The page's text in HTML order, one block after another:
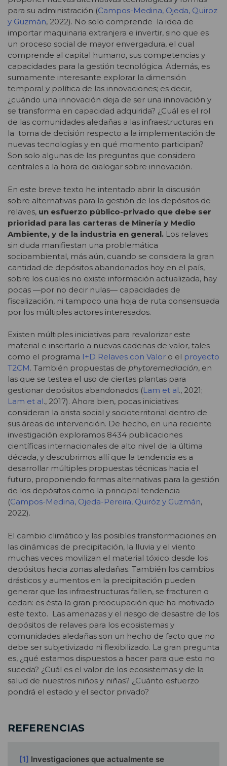
para su administración (Campos-Medina, Ojeda, Quiroz
y Guzmán, 2022). No solo comprende la idea de
importar maquinaria extranjera e invertir, sino que es
un proceso social de mayor envergadura, el cual
comprende al capital humano, sus competencias y
capacidades para la gestión tecnológica. Además, es
sumamente interesante explorar la dimensión
temporal y política de las innovaciones; es decir,
¿cuándo una innovación deja de ser una innovación y
se transforma en capacidad adquirida? ¿Cuál es el rol
de las comunidades aledañas a las infraestructuras en
la toma de decisión respecto a la implementación de
nuevas tecnologías y en qué momento participan?
Son solo algunas de las preguntas que considero
centrales a la hora de dialogar sobre innovación.
En este breve texto he intentado abrir la discusión
sobre alternativas para la gestión de los depósitos de
relaves, un esfuerzo público-privado que debe ser
prioridad para las carteras de Minería y Medio
Ambiente, y de la industria en general. Los relaves
sin duda manifiestan una problemática
socioambiental, más aún, cuando se considera la gran
cantidad de depósitos abandonados hoy en el país,
sobre los cuales no existe información actualizada, hay
pocas ―por no decir nulas― capacidades de
fiscalización, ni tampoco una hoja de ruta consensuada
por los múltiples actores interesados.
Existen múltiples iniciativas para revalorizar este
material e insertarlo a nuevas cadenas de valor, tales
como el programa I+D Relaves con Valor o el proyecto
T2CM. También propuestas de phytoremediación, en
las que se testea el uso de ciertas plantas para
gestionar depósitos abandonados (Lam et al., 2021;
Lam et al., 2017). Ahora bien, pocas iniciativas
consideran la arista social y socioterritorial dentro de
sus áreas de intervención. De hecho, en una reciente
investigación exploramos 8434 publicaciones
científicas internacionales de alto nivel de la última
década, y descubrimos allí que la tendencia es a
desarrollar múltiples propuestas técnicas hacia el
futuro, proponiendo formas alternativas para la gestión
de los depósitos como la principal tendencia
(Campos-Medina, Ojeda-Pereira, Quiróz y Guzmán,
2022).
El cambio climático y las posibles transformaciones en
las dinámicas de precipitación, la lluvia y el viento
muchas veces movilizan el material tóxico desde los
depósitos hacia zonas aledañas. También los cambios
drásticos y aumentos en la precipitación pueden
generar que las infraestructuras fallen, se fracturen o
cedan: es ésta la gran preocupación que ha motivado
este texto. Las amenazas y el riesgo de desastre de los
depósitos de relaves para los ecosistemas y
comunidades aledañas son un hecho de facto que no
debe ser subjetivizado ni flexibilizado. La gran pregunta
es, ¿qué estamos dispuestos a hacer para que esto no
suceda? ¿Cuál es el valor de los ecosistemas y de la
salud de nuestros niños y niñas? ¿Cuánto esfuerzo
pondrá el estado y el sector privado?
REFERENCIAS
[1] Investigaciones que actualmente se